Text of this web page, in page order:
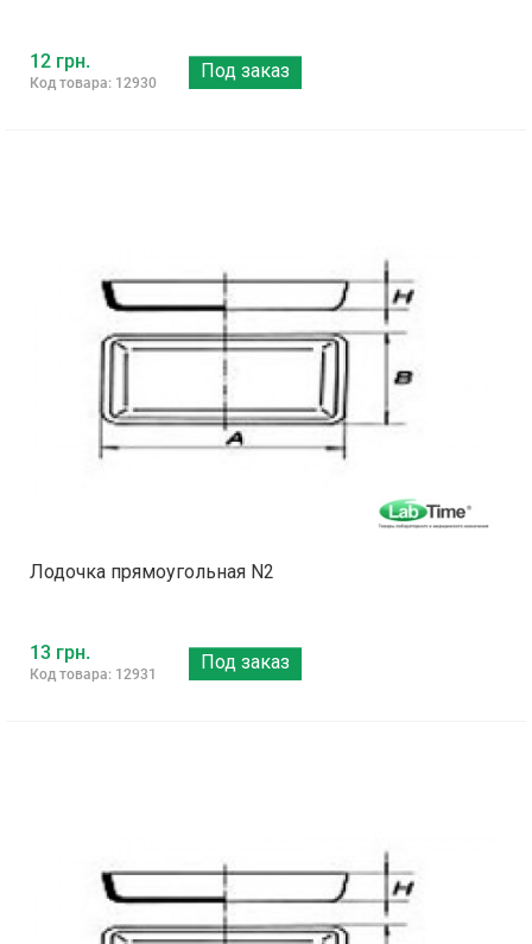
12 грн.
Код товара: 12930
Под заказ
Лодочка прямоугольная N2
13 грн.
Код товара: 12931
Под заказ